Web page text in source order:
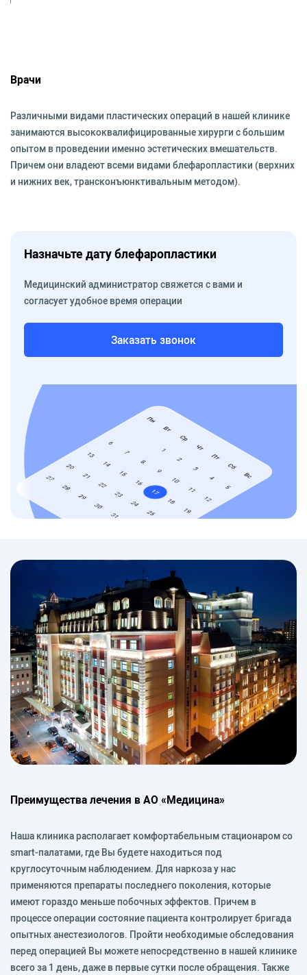
Врачи
Различными видами пластических операций в нашей клинике
занимаются высококвалифицированные хирурги с большим
опытом в проведении именно эстетических вмешательств.
Причем они владеют всеми видами блефаропластики (верхних
и нижних век, трансконъюнктивальным методом).
Назначьте дату блефаропластики
Медицинский администратор свяжется с вами и
согласует удобное время операции
Заказать звонок
Преимущества лечения в АО «Медицина»
Наша клиника располагает комфортабельным стационаром со
smart-палатами, где Вы будете находиться под
круглосуточным наблюдением. Для наркоза у нас
применяются препараты последнего поколения, которые
имеют гораздо меньше побочных эффектов. Причем в
процессе операции состояние пациента контролирует бригада
опытных анестезиологов. Пройти необходимые обследования
перед операцией Вы можете непосредственно в нашей клинике
всего за 1 день, даже в первые сутки после обращения. Также